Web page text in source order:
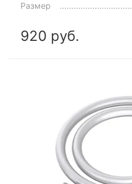
Размер
920 руб.